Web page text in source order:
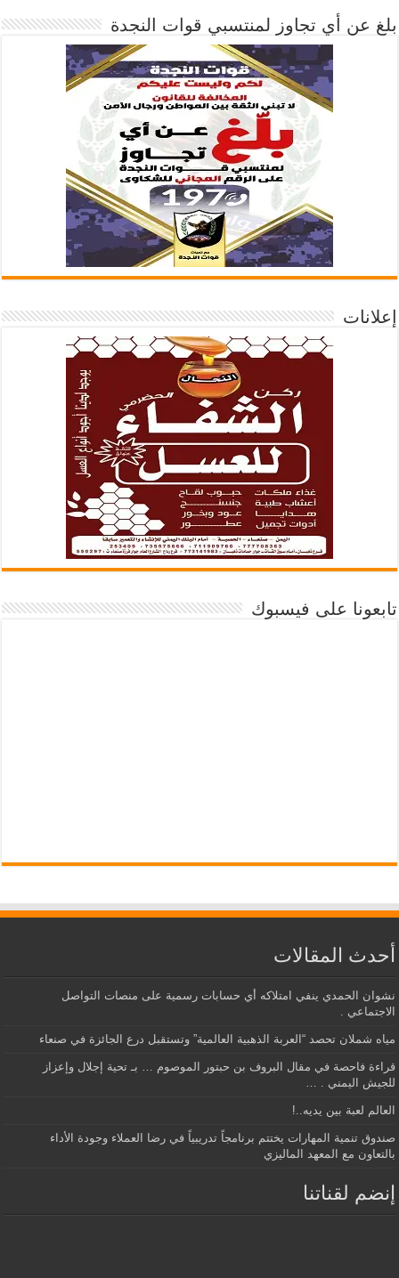
بلغ عن أي تجاوز لمنتسبي قوات النجدة
إعلانات
تابعونا على فيسبوك
أحدث المقالات
نشوان الحمدي ينفي امتلاكه أي حسابات رسمية على منصات التواصل
الاجتماعي .
مياه شملان تحصد “العربة الذهبية العالمية” وتستقبل درع الجائزة في صنعاء
قراءة فاحصة في مقال البروف بن حبتور الموصوم … بـ تحية إجلال وإعزاز
للجيش اليمني . …
العالم لعبة بين يديه..!
صندوق تنمية المهارات يختتم برنامجاً تدريبياً في رضا العملاء وجودة الأداء
بالتعاون مع المعهد الماليزي
إنضم لقناتنا